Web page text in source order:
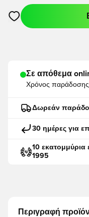
Ανοίγει ένα Modal
Σε απόθεμα
Χρόνος
Δωρεάν
30 ημέρες για
10 εκατομμύρια
1995
Περιγραφή